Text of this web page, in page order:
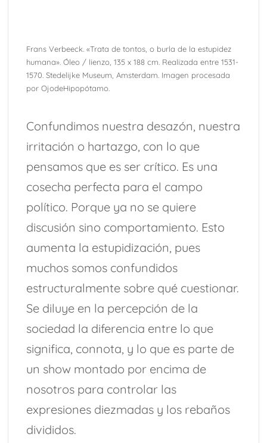
Frans Verbeeck. «Trata de tontos, o burla de la estupidez
humana». Óleo / lienzo, 135 x 188 cm. Realizada entre 1531-
1570. Stedelijke Museum, Amsterdam. Imagen procesada
por OjodeHipopótamo.
Confundimos nuestra desazón, nuestra
irritación o hartazgo, con lo que
pensamos que es ser crítico. Es una
cosecha perfecta para el campo
político. Porque ya no se quiere
discusión sino comportamiento. Esto
aumenta la estupidización, pues
muchos somos confundidos
estructuralmente sobre qué cuestionar.
Se diluye en la percepción de la
sociedad la diferencia entre lo que
significa, connota, y lo que es parte de
un show montado por encima de
nosotros para controlar las
expresiones diezmadas y los rebaños
divididos.